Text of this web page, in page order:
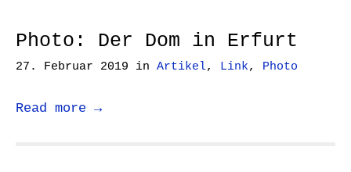
Photo: Der Dom in Erfurt
27. Februar 2019 in Artikel, Link, Photo
Read more →